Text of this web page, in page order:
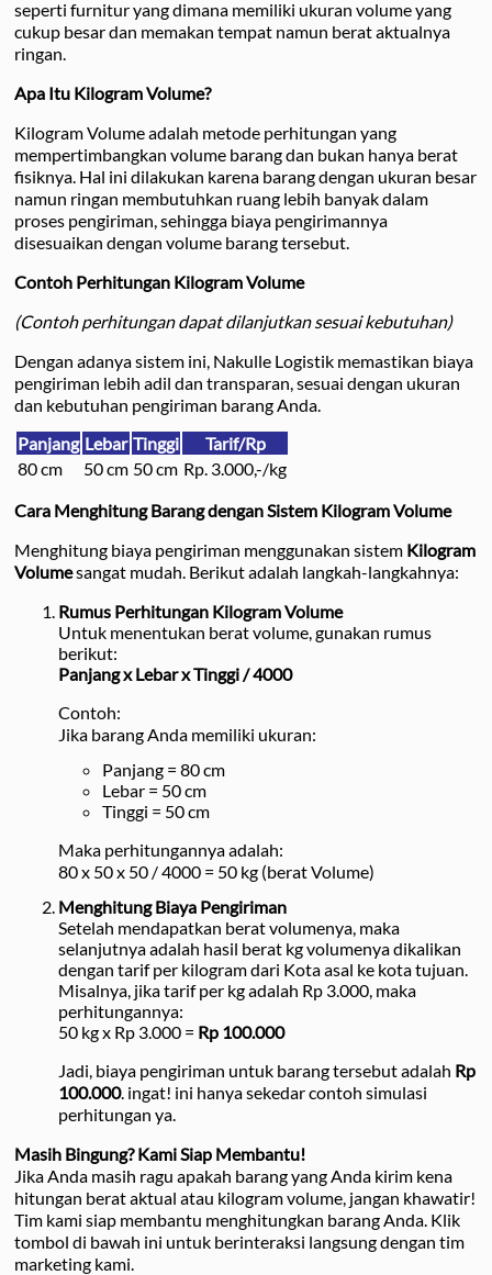
seperti furnitur yang dimana memiliki ukuran volume yang
cukup besar dan memakan tempat namun berat aktualnya
ringan.
Apa Itu Kilogram Volume?
Kilogram Volume adalah metode perhitungan yang
mempertimbangkan volume barang dan bukan hanya berat
fisiknya. Hal ini dilakukan karena barang dengan ukuran besar
namun ringan membutuhkan ruang lebih banyak dalam
proses pengiriman, sehingga biaya pengirimannya
disesuaikan dengan volume barang tersebut.
Contoh Perhitungan Kilogram Volume
(Contoh perhitungan dapat dilanjutkan sesuai kebutuhan)
Dengan adanya sistem ini, Nakulle Logistik memastikan biaya
pengiriman lebih adil dan transparan, sesuai dengan ukuran
dan kebutuhan pengiriman barang Anda.
Panjang Lebar Tinggi
Tarif/Rp
80 cm
50 cm 50 cm Rp. 3.000,-/kg
Cara Menghitung Barang dengan Sistem Kilogram Volume
Menghitung biaya pengiriman menggunakan sistem Kilogram
Volumesangat mudah. Berikut adalah langkah-langkahnya:
Rumus Perhitungan Kilogram Volume
Untuk menentukan berat volume, gunakan rumus
berikut:
Panjang x Lebar x Tinggi / 4000
Contoh:
Jika barang Anda memiliki ukuran:
Panjang = 80 cm
Lebar = 50 cm
Tinggi = 50 cm
Maka perhitungannya adalah:
80 x 50 x 50 / 4000 = 50 kg (berat Volume)
Menghitung Biaya Pengiriman
Setelah mendapatkan berat volumenya, maka
selanjutnya adalah hasil berat kg volumenya dikalikan
dengan tarif per kilogram dari Kota asal ke kota tujuan.
Misalnya, jika tarif per kg adalah Rp 3.000, maka
perhitungannya:
50 kg x Rp 3.000 = Rp 100.000
Jadi, biaya pengiriman untuk barang tersebut adalah Rp
100.000. ingat! ini hanya sekedar contoh simulasi
perhitungan ya.
Masih Bingung? Kami Siap Membantu!
Jika Anda masih ragu apakah barang yang Anda kirim kena
hitungan berat aktual atau kilogram volume, jangan khawatir!
Tim kami siap membantu menghitungkan barang Anda. Klik
tombol di bawah ini untuk berinteraksi langsung dengan tim
marketing kami.